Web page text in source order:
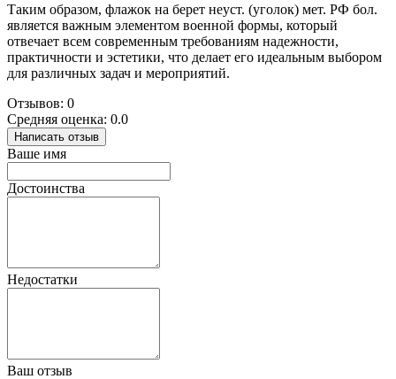
Таким образом, флажок на берет неуст. (уголок) мет. РФ бол.
является важным элементом военной формы, который
отвечает всем современным требованиям надежности,
практичности и эстетики, что делает его идеальным выбором
для различных задач и мероприятий.
Отзывов: 0
Средняя оценка: 0.0
Написать отзыв
Ваше имя
Достоинства
Недостатки
Ваш отзыв